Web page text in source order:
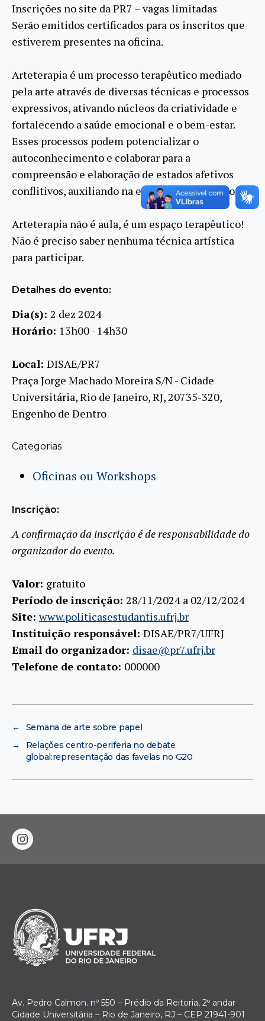
Inscrições no site da PR7 – vagas limitadas
Serão emitidos certificados para os inscritos que
estiverem presentes na oficina.
Arteterapia é um processo terapêutico mediado
pela arte através de diversas técnicas e processos
expressivos, ativando núcleos da criatividade e
fortalecendo a saúde emocional e o bem-estar.
Esses processos podem potencializar o
autoconhecimento e colaborar para a
compreensão e elaboração de estados afetivos
conflitivos, auxiliando na estruturação emocional.
Arteterapia não é aula, é um espaço terapêutico!
Não é preciso saber nenhuma técnica artística
para participar.
Detalhes do evento:
Dia(s): 2 dez 2024
Horário: 13h00 - 14h30
Local: DISAE/PR7
Praça Jorge Machado Moreira S/N - Cidade
Universitária, Rio de Janeiro, RJ, 20735-320,
Engenho de Dentro
Categorias
Oficinas ou Workshops
Inscrição:
A confirmação da inscrição é de responsabilidade do
organizador do evento.
Valor: gratuito
Período de inscrição: 28/11/2024 a 02/12/2024
Site:www.politicasestudantis.ufrj.br
Instituição responsável: DISAE/PR7/UFRJ
Email do organizador: disae@pr7.ufrj.br
Telefone de contato: 000000
←
Semana de arte sobre papel
→
Relações centro-periferia no debate
global:representação das favelas no G20
instagram
Av. Pedro Calmon. nº 550 – Prédio da Reitoria, 2º andar
Cidade Universitária – Rio de Janeiro, RJ – CEP 21941-901